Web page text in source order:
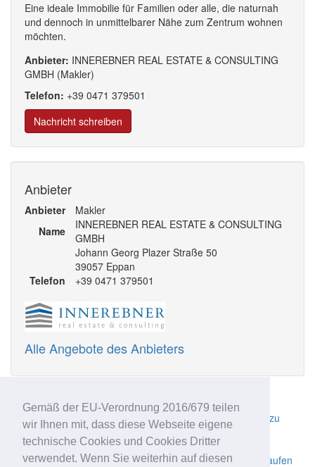
Gemäß der EU-Verordnung 2016/679 teilen
wir Ihnen mit, dass diese Webseite eigene
technische Cookies und Cookies Dritter
verwendet. Wenn Sie weiterhin auf diesen
Eine ideale Immobilie für Familien oder alle, die naturnah
und dennoch in unmittelbarer Nähe zum Zentrum wohnen
möchten.
Anbieter: INNEREBNER REAL ESTATE & CONSULTING
GMBH (Makler)
Telefon: +39 0471 379501
Nachricht schreiben
Anbieter
Anbieter
Makler
Name
INNEREBNER REAL ESTATE & CONSULTING
GMBH
Johann Georg Plazer Straße 50
39057 Eppan
Telefon
+39 0471 379501
Alle Angebote des Anbieters
Haushälfte mit besonderem Charme in Gfrill/Tisens zu
verkaufen
Schlüsselfertige Halle zu verkaufen
Ein prestigevolles, sonniges Großraumbüro zu verkaufen